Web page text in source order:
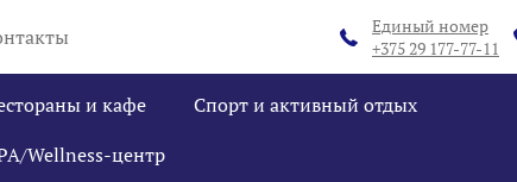
Единый номер
+375 29 177-77-11
и кафе
Спорт и активный отдых
Wellness-центр